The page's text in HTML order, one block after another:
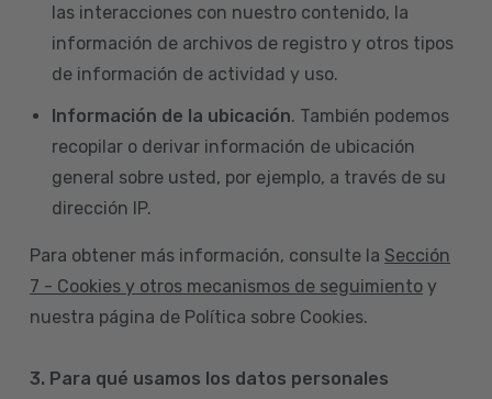
las interacciones con nuestro contenido, la
información de archivos de registro y otros tipos
de información de actividad y uso.
Información de la ubicación. También podemos
recopilar o derivar información de ubicación
general sobre usted, por ejemplo, a través de su
dirección IP.
Para obtener más información, consulte la Sección
7 - Cookies y otros mecanismos de seguimiento y
nuestra página de Política sobre Cookies.
3. Para qué usamos los datos personales